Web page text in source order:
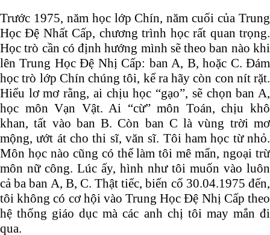
Trước 1975, năm học lớp Chín, năm cuối của Trung
Học Đệ Nhất Cấp, chương trình học rất quan trọng.
Học trò cần có định hướng mình sẽ theo ban nào khi
lênTrung Học Đệ Nhị Cấp: ban A, B, hoặc C. Đám
học trò lớp Chín chúng tôi, kể ra hãy còn con nít rặt.
Hiểu lơ mơ rằng, ai chịu học “gạo”, sẽ chọn ban A,
học môn Vạn Vật. Ai “cừ” môn Toán, chịu khô
khan, tất vào ban B. Còn ban C là vùng trời mơ
mộng, ướt át cho thi sĩ, văn sĩ. Tôi ham học từ nhỏ.
Môn học nào cũng có thể làm tôi mê mẩn, ngoại trừ
môn nữ công. Lúc ấy, hình như tôi muốn vào luôn
cả ba ban A, B, C. Thật tiếc, biến cố 30.04.1975 đến,
tôi không có cơ hội vàoTrung Học Đệ Nhị Cấp theo
hệ thống giáo dục mà các anh chị tôi may mắn đi
qua.